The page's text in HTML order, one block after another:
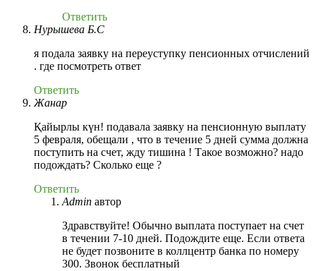
Ответить
Нурышева Б.С
я подала заявку на переуступку пенсионных отчислений
. где посмотреть ответ
Ответить
Жанар
Қайырлы күн! подавала заявку на пенсионную выплату
5 февраля, обещали , что в течение 5 дней сумма должна
поступить на счет, жду тишина ! Такое возможно? надо
подождать? Сколько еще ?
Ответить
Admin автор
Здравствуйте! Обычно выплата поступает на счет
в течении 7-10 дней. Подождите еще. Если ответа
не будет позвоните в коллцентр банка по номеру
300. Звонок бесплатный